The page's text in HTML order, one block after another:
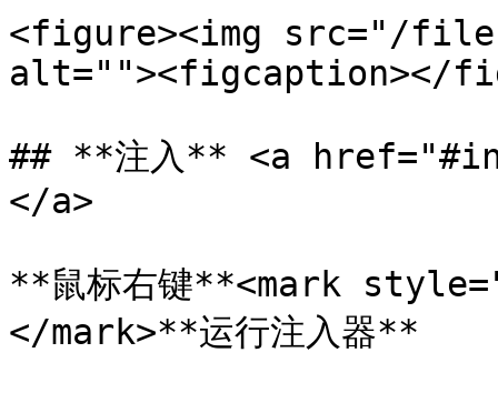
<figure><img src="/files/
alt=""><figcaption></
## **注入** <a
</a>
**鼠标右键**<mark
</mark>**运行注入器**